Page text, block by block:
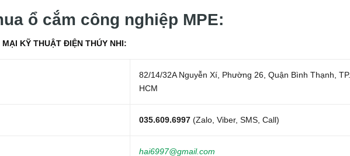
ổ cắm công nghiệp MPE:
KỸ THUẬT ĐIỆN THÚY NHI:
82/14/32A Nguyễn Xí, Phường 26, Quận Bình Thạnh, TP.
HCM
035.609.6997 (Zalo, Viber, SMS, Call)
hai6997@gmail.com